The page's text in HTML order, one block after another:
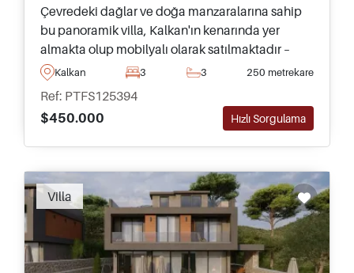
Çevredeki dağlar ve doğa manzaralarına sahip
bu panoramik villa, Kalkan'ın kenarında yer
almakta olup mobilyalı olarak satılmaktadır –
özel yüzme havuzu ve peyzajlı bahçesi ile
Kalkan 3 3 250 metrekare
Ref: PTFS125394
$450.000
Hızlı Sorgulama
Villa